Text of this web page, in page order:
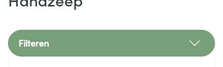
Filteren